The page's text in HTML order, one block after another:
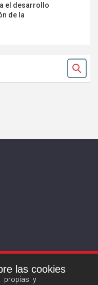
el desarrollo
de la
Ok
las cookies
propias y